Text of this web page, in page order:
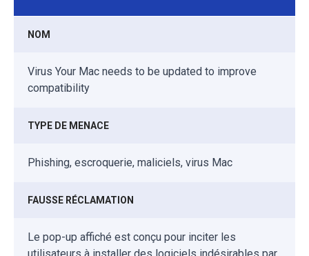
NOM
Virus Your Mac needs to be updated to improve
compatibility
TYPE DE MENACE
Phishing, escroquerie, maliciels, virus Mac
FAUSSE RÉCLAMATION
Le pop-up affiché est conçu pour inciter les